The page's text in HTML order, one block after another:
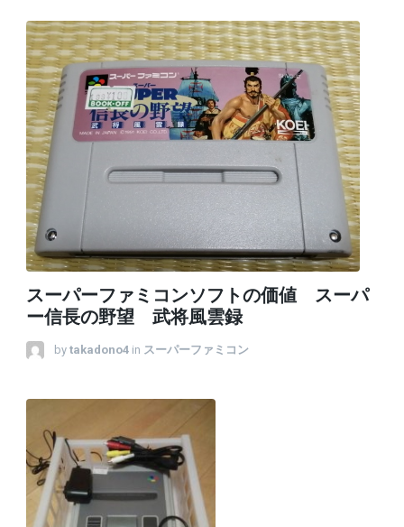
スーパーファミコンソフトの価値 スーパ
ー信長の野望 武将風雲録
by takadono4 in スーパーファミコン